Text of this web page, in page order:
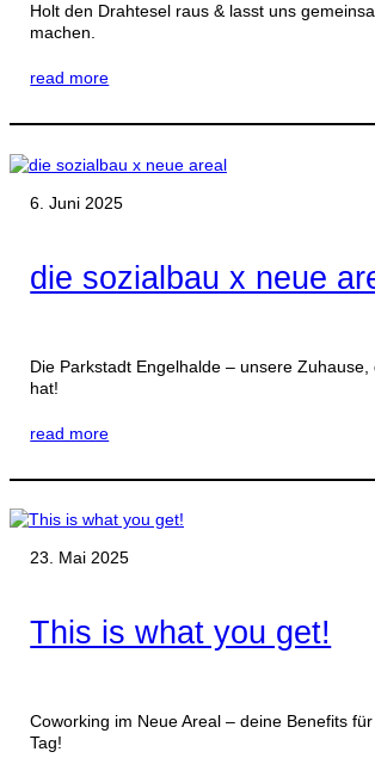
Holt den Drahtesel raus & lasst uns
machen.
read more
6. Juni 2025
die sozialbau x neue
Die Parkstadt Engelhalde – unsere
hat!
read more
23. Mai 2025
This is what you get!
Coworking im Neue Areal – deine Benefits
Tag!